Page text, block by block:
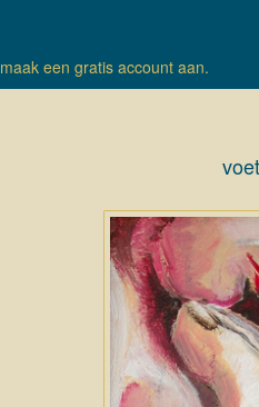
maak een gratis account aan.